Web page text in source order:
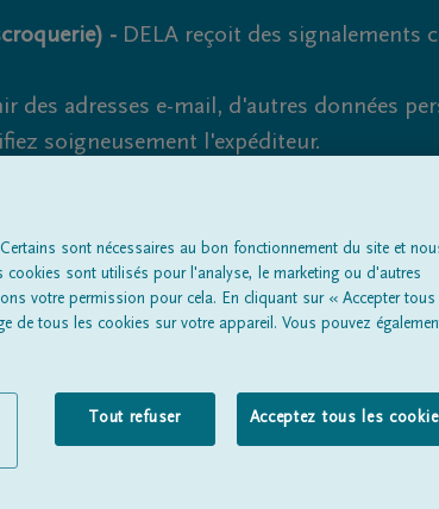
- DELA reçoit des signalements
des adresses e-mail, d'autres données
soigneusement l'expéditeur.
tentatives d'hameçonnage et de fraude
avis de décèsÀ propos de nousEntrepreneur de
sont nécessaires au bon fonctionnement du site et
sont utilisés pour l'analyse, le marketing ou d'autres
votre permission pour cela. En cliquant sur « Accepter tous
de tous les cookies sur votre appareil. Vous pouvez
Tout refuser Acceptez tous les